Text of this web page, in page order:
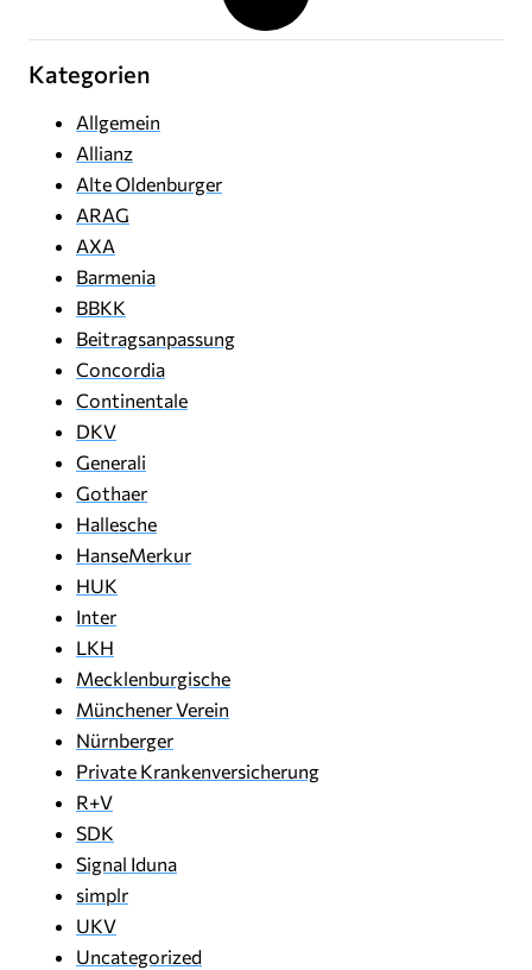
Kategorien
Allgemein
Allianz
Alte Oldenburger
ARAG
AXA
Barmenia
BBKK
Beitragsanpassung
Concordia
Continentale
DKV
Generali
Gothaer
Hallesche
HanseMerkur
HUK
Inter
LKH
Mecklenburgische
Münchener Verein
Nürnberger
Private Krankenversicherung
R+V
SDK
Signal Iduna
simplr
UKV
Uncategorized